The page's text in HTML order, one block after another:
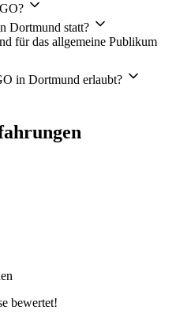
Dortmund statt?
für das allgemeine Publikum
in Dortmund erlaubt?
bewertet!